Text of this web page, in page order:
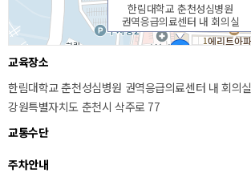
한림대학교 춘천성심병원
권역응급의료센터 내 회의실
교육장소
한림대학교 춘천성심병원 권역응급의료센터 내 회의실
강원특별자치도 춘천시 삭주로 77
교통수단
주차안내